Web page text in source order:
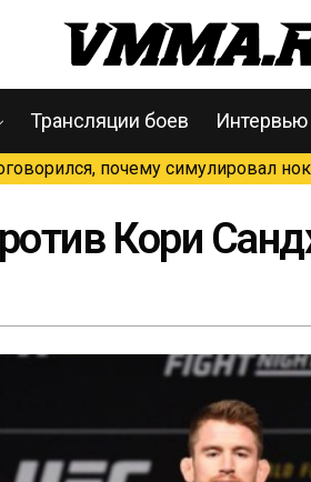
Трансляции боев Интервью
почему симулировал
Кори